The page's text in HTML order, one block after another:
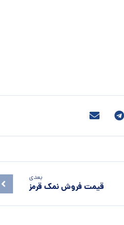
بعدی
قیمت فروش نمک قرمز